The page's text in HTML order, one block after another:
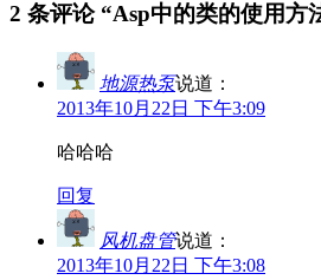
2 条评论 “Asp中的类的使用方
地源热泵说道：
2013年10月22日 下午3:09
哈哈哈
回复
风机盘管说道：
2013年10月22日 下午3:08